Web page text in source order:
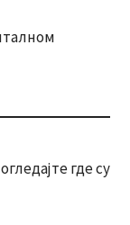
где су